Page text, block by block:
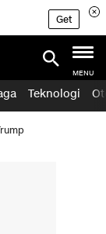
Get
MENU
Teknologi